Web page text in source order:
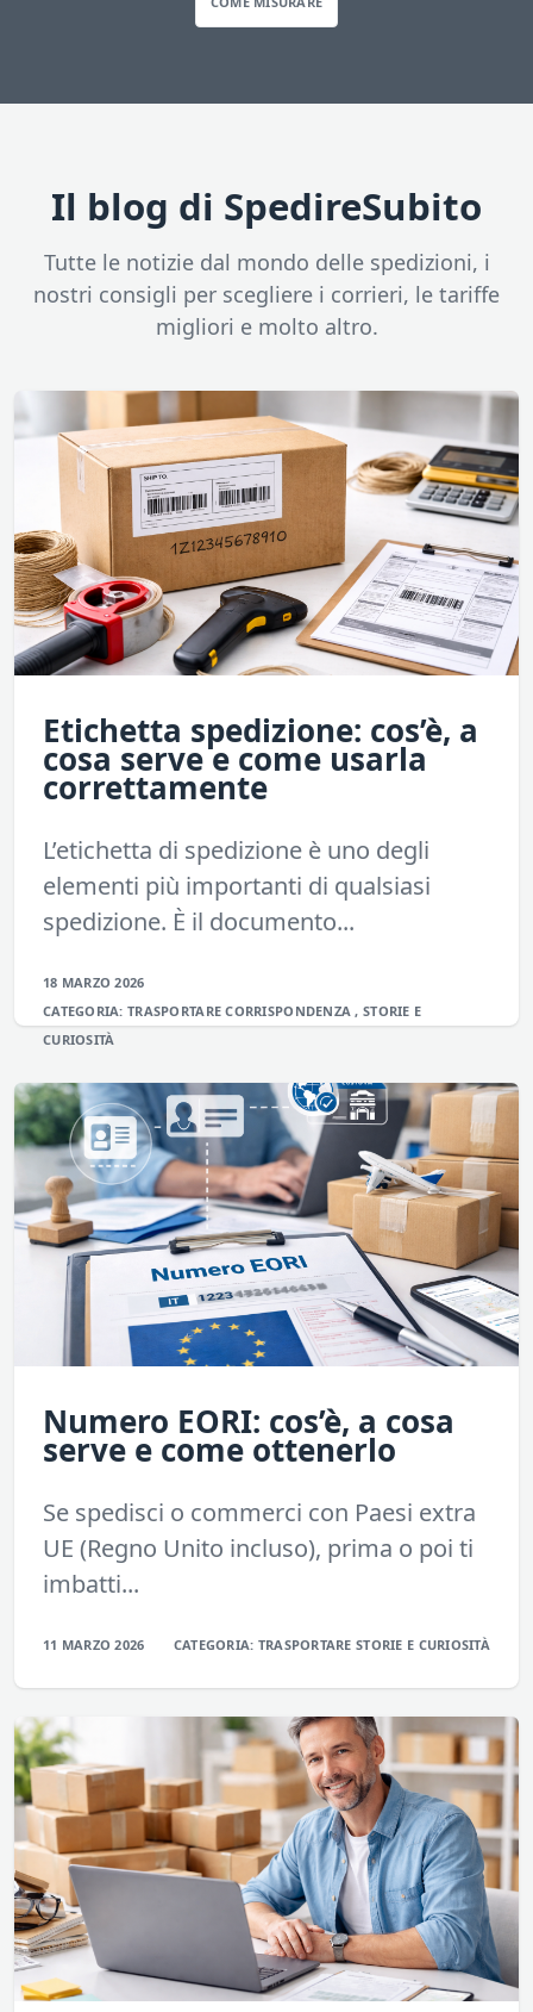
Il blog di SpedireSubito
Tutte le notizie dal mondo delle spedizioni, i
nostri consigli per scegliere i corrieri, le tariffe
migliori e molto altro.
Etichetta spedizione: cos’è, a
cosa serve e come usarla
correttamente
L’etichetta di spedizione è uno degli
elementi più importanti di qualsiasi
spedizione. È il documento...
18 MARZO 2026
CATEGORIA:TRASPORTARECORRISPONDENZA,STORIE E
CURIOSITÀ
Numero EORI: cos’è, a cosa
serve e come ottenerlo
Se spedisci o commerci con Paesi extra
UE (Regno Unito incluso), prima o poi ti
imbatti...
11 MARZO 2026 CATEGORIA: TRASPORTARESTORIE E CURIOSITÀ